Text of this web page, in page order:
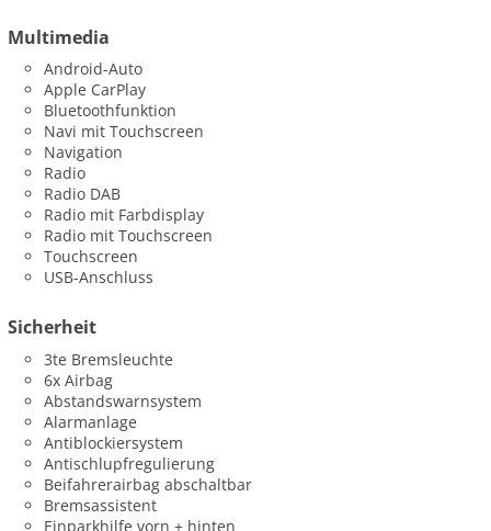
Multimedia
Android-Auto
Apple CarPlay
Bluetoothfunktion
Navi mit Touchscreen
Navigation
Radio
Radio DAB
Radio mit Farbdisplay
Radio mit Touchscreen
Touchscreen
USB-Anschluss
Sicherheit
3te Bremsleuchte
6x Airbag
Abstandswarnsystem
Alarmanlage
Antiblockiersystem
Antischlupfregulierung
Beifahrerairbag abschaltbar
Bremsassistent
Einparkhilfe vorn + hinten